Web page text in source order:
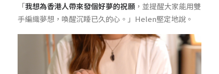
「我想為香港人帶來發個好夢的祝願 ，並提醒大家能用雙
手編織夢想，喚醒沉睡已久的心。」Helen堅定地說。